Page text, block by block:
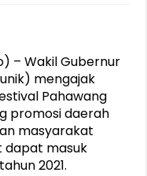
– Wakil Gubernur
mengajak
Pahawang
promosi daerah
masyarakat
dapat masuk
2021.